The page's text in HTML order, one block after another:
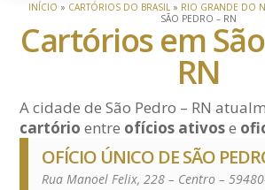
INÍCIO » CARTÓRIOS DO BRASIL » RIO GRANDE DO
SÃO PEDRO – RN
Cartórios em
RN
A cidade de São Pedro – RN
cartório entre ofícios ativose
OFÍCIO ÚNICO DE SÃO
Rua Manoel Felix, 228 – Centro –